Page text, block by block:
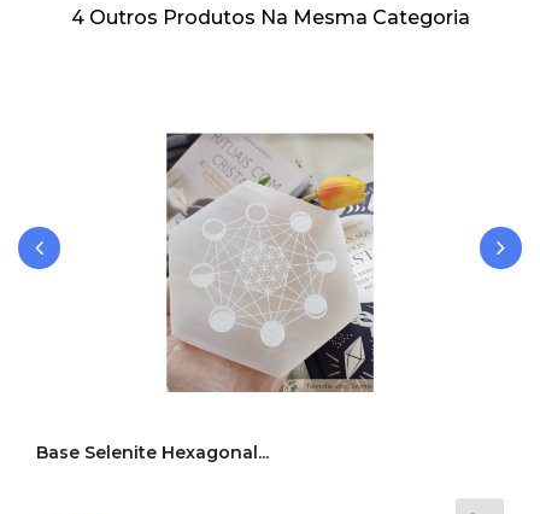
4 Outros Produtos Na Mesma Categoria
Base Selenite Hexagonal...